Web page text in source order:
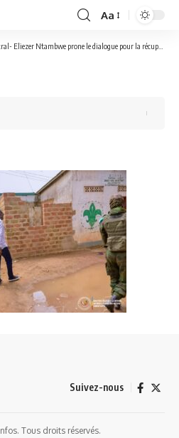
Font
Resizer
Aa
Ntambwe prone le dialogue pour la récupération du patrimoine immobilier des anciens combattants.
Suivez-nous
Tous droits réservés.